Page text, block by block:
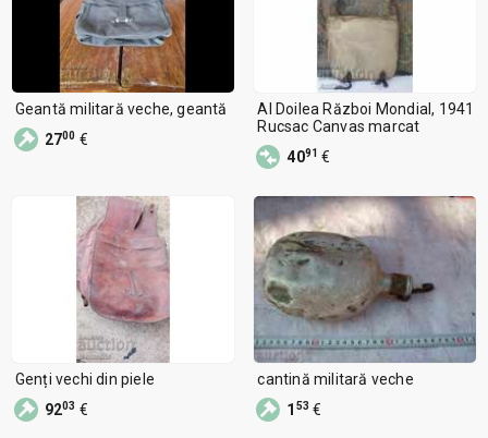
Geantă militară veche, geantă
2700 €
Al Doilea Război Mondial, 1941
Rucsac Canvas marcat
4091 €
Genți vechi din piele
9203 €
cantină militară veche
1 53 €